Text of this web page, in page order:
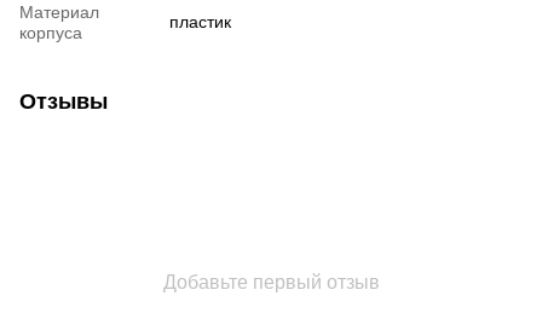
Материал
корпуса
пластик
Отзывы
Добавьте первый отзыв